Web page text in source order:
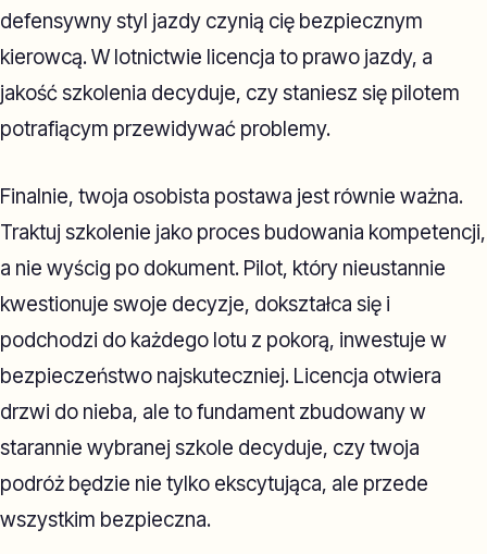
defensywny styl jazdy czynią cię bezpiecznym
kierowcą. W lotnictwie licencja to prawo jazdy, a
jakość szkolenia decyduje, czy staniesz się pilotem
potrafiącym przewidywać problemy.
Finalnie, twoja osobista postawa jest równie ważna.
Traktuj szkolenie jako proces budowania kompetencji,
a nie wyścig po dokument. Pilot, który nieustannie
kwestionuje swoje decyzje, dokształca się i
podchodzi do każdego lotu z pokorą, inwestuje w
bezpieczeństwo najskuteczniej. Licencja otwiera
drzwi do nieba, ale to fundament zbudowany w
starannie wybranej szkole decyduje, czy twoja
podróż będzie nie tylko ekscytująca, ale przede
wszystkim bezpieczna.